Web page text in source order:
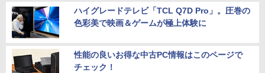
ハイグレードテレビ「TCL Q7D Pro」。圧巻の
色彩美で映画＆ゲームが極上体験に
性能の良いお得な中古PC情報はこのページで
チェック！